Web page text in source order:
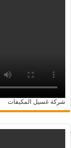
شركة غسيل المكيفات